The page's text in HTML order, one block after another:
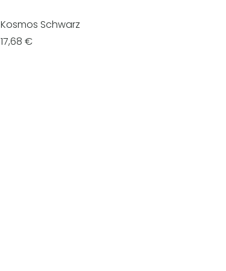
Kosmos Schwarz
Prezzo
17,68 €